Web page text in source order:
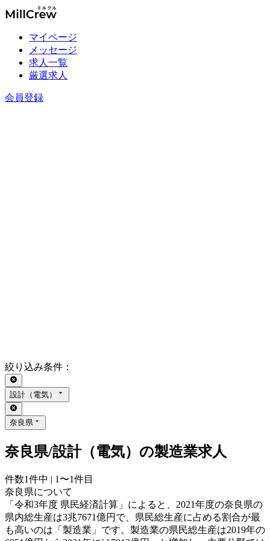
マイページ
メッセージ
求人一覧
厳選求人
会員登録
絞り込み条件 ：
設計（電気）
奈良県
奈良県/設計（電気）の製造業求人
件数1件中 | 1〜1件目
奈良県について
「令和3年度 県民経済計算」によると、2021年度の奈良県の
県内総生産は3兆7671億円で、県民総生産に占める割合が最
も高いのは「製造業」です。製造業の県民総生産は2019年の